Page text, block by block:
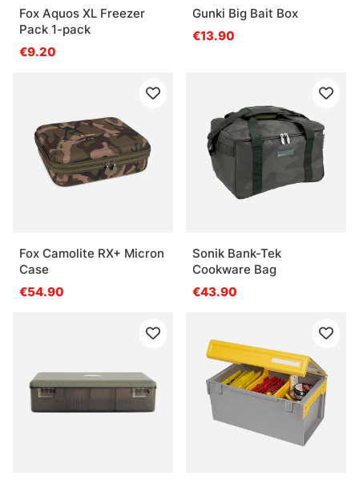
Fox Aquos XL Freezer
Pack 1-pack
€9.20
Gunki Big Bait Box
€13.90
Fox Camolite RX+ Micron
Case
€54.90
Sonik Bank-Tek
Cookware Bag
€43.90